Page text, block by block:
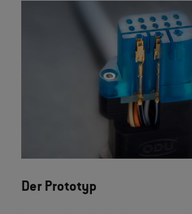
Der Prototyp